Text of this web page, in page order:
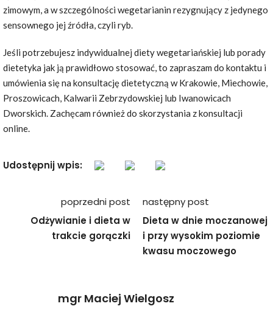
zimowym, a w szczególności wegetarianin rezygnujący z jedynego
sensownego jej źródła, czyli ryb.
Jeśli potrzebujesz indywidualnej diety wegetariańskiej lub porady
dietetyka jak ją prawidłowo stosować, to zapraszam do kontaktu i
umówienia się na konsultację dietetyczną w Krakowie, Miechowie,
Proszowicach, Kalwarii Zebrzydowskiej lub Iwanowicach
Dworskich. Zachęcam również do skorzystania z konsultacji
online.
Udostępnij wpis:
Nawigacja
wpisu
poprzedni post
Odżywianie i dieta w
trakcie gorączki
następny post
Dieta w dnie moczanowej
i przy wysokim poziomie
kwasu moczowego
mgr Maciej Wielgosz